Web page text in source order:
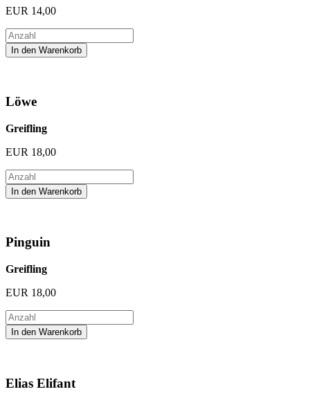
EUR 14,00
Löwe
Greifling
EUR 18,00
Pinguin
Greifling
EUR 18,00
Elias Elifant